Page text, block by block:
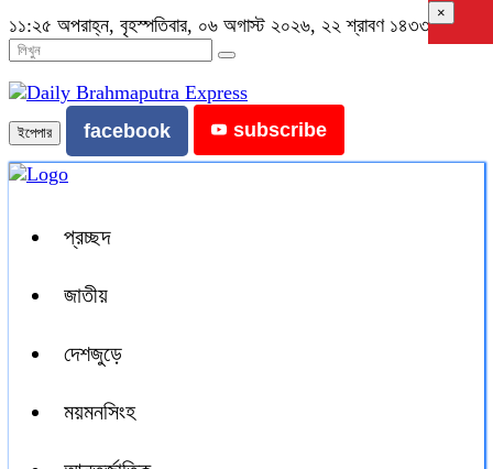
১১:২৫ অপরাহ্ন, বৃহস্পতিবার, ০৬ অগাস্ট ২০২৬, ২২ শ্রাবণ ১৪৩৩ বঙ্গাব্দ
ইপেপার facebook subscribe
প্রচ্ছদ
জাতীয়
দেশজুড়ে
ময়মনসিংহ
×